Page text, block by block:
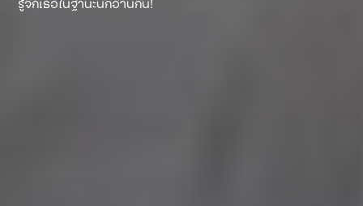
รู้จักเธอในฐานะนักอ่านกัน!